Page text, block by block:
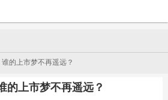
的上市梦不再遥远？
的上市梦不再遥远？